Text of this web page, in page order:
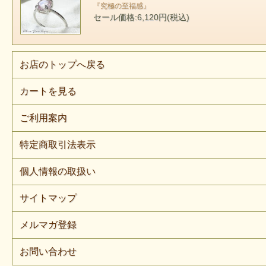
『究極の至福感』
セール価格:6,120円(税込)
お店のトップへ戻る
カートを見る
ご利用案内
特定商取引法表示
個人情報の取扱い
サイトマップ
メルマガ登録
お問い合わせ